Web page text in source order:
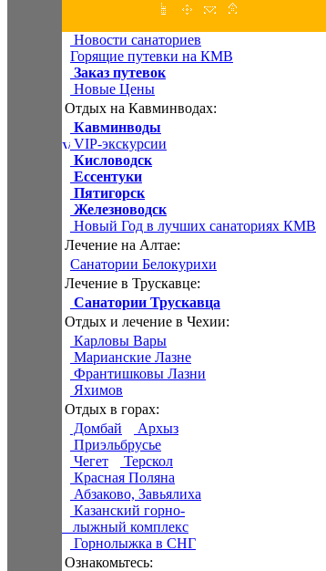
Новости санаториев
Горящие путевки на КМВ
Заказ путевок
Новые Цены
Отдых на Кавминводах:
Кавминводы
VIP-экскурсии
Кисловодск
Ессентуки
Пятигорск
Железноводск
Новый Год в лучших санаториях КМВ
Лечение на Алтае:
Санатории Белокурихи
Лечение в Трускавце:
Санатории Трускавца
Отдых и лечение в Чехии:
Карловы Вары
Марианские Лазне
Франтишковы Лазни
Яхимов
Отдых в горах:
Домбай
Архыз
Приэльбрусье
Чегет
Терскол
Красная Поляна
Абзаково, Завьялиха
Казанский горно-
лыжный комплекс
Горнолыжка в СНГ
Ознакомьтесь: